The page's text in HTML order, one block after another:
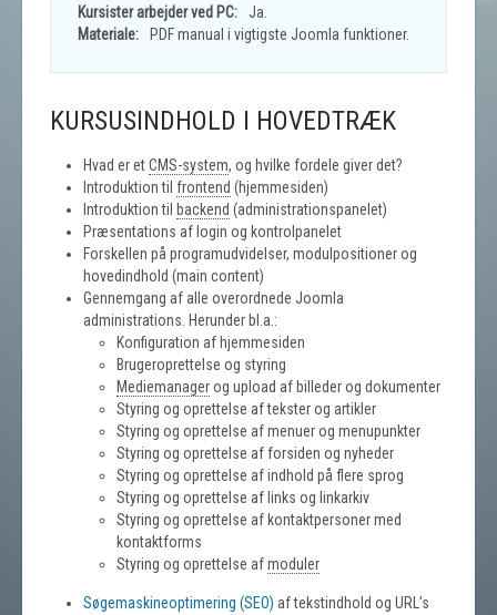
Kursister arbejder ved PC:
Ja.
Materiale:
PDF manual i vigtigste Joomla funktioner.
KURSUSINDHOLD I HOVEDTRÆK
Hvad er etCMS-system, og hvilke fordele giver det?
Introduktion til frontend (hjemmesiden)
Introduktion til backend (administrationspanelet)
Præsentations af login og kontrolpanelet
Forskellen på programudvidelser, modulpositioner og
hovedindhold (main content)
Gennemgang af alle overordnede Joomla
administrations. Herunder bl.a.:
Konfiguration af hjemmesiden
Brugeroprettelse og styring
Mediemanagerog upload af billeder og dokumenter
Styring og oprettelse af tekster og artikler
Styring og oprettelse af menuer og menupunkter
Styring og oprettelse af forsiden og nyheder
Styring og oprettelse af indhold på flere sprog
Styring og oprettelse af links og linkarkiv
Styring og oprettelse af kontaktpersoner med
kontaktforms
Styring og oprettelse afmoduler
Søgemaskineoptimering (SEO) af tekstindhold og URL’s